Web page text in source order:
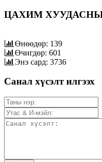
ЦАХИМ
Өнөөдөр: 139
Өчигдөр: 601
Энэ сард: 3736
Санал хүсэлт илгээх